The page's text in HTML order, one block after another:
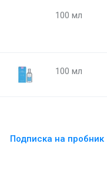
100 мл
100 мл
Подписка на пробник